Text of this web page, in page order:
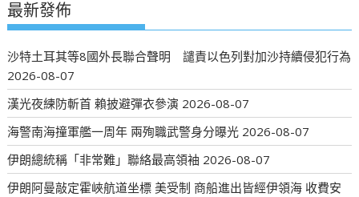
最新發佈
沙特土耳其等8國外長聯合聲明 譴責以色列對加沙持續侵犯行為
2026-08-07
漢光夜練防斬首 賴披避彈衣參演 2026-08-07
海警南海撞軍艦一周年 兩殉職武警身分曝光 2026-08-07
伊朗總統稱「非常難」聯絡最高領袖 2026-08-07
伊朗阿曼敲定霍峽航道坐標 美受制 商船進出皆經伊領海 收費安